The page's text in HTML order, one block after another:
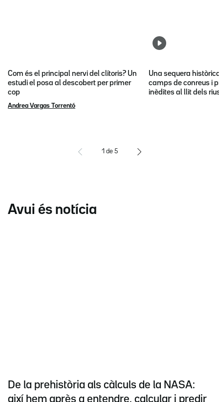
Com és el principal nervi del clítoris? Un
estudi el posa al descobert per primer
cop
Andrea Vargas Torrentó
Una sequera
camps de conreus i
inèdites al llit dels
1 de 5
Avui és notícia
De la prehistòria als càlculs de la NASA:
així hem après a entendre, calcular i predir